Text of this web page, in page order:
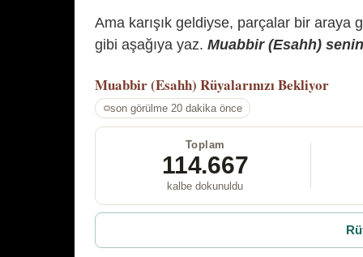
Ama karışık geldiyse, parçalar bir araya
gibi aşağıya yaz. Muabbir (Esahh)
Muabbir (Esahh) Rüyalarınızı Bekliyor
son görülme 20 dakika önce
Toplam
114.667
kalbe dokunuldu